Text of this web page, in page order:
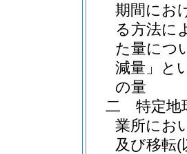
期間にお
る方法に
た量につ
減量」と
の量
二
特定地
業所にお
及び移転(